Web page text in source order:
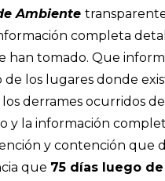
Ambiente
completa
han tomado. Que
los lugares donde
derrames ocurridos
y la información
y contención que
que 75 días luego